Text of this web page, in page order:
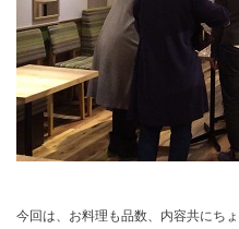
今回は、お料理も品数、内容共にち